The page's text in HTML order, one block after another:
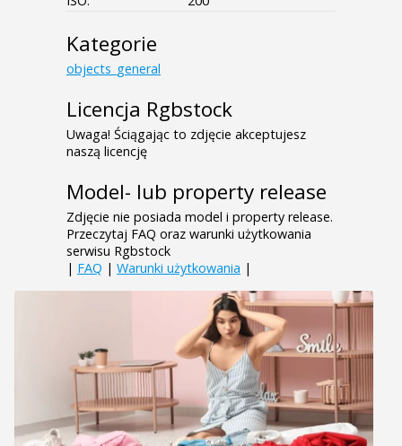
Kategorie
objects_general
Licencja Rgbstock
Uwaga! Ściągając to zdjęcie akceptujesz
naszą licencję
Model- lub property release
Zdjęcie nie posiada model i property release.
Przeczytaj FAQ oraz warunki użytkowania
serwisu Rgbstock
| FAQ | Warunki użytkowania |